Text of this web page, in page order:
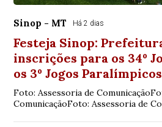
Sinop - MT Há 2 dias
Festeja Sinop:
inscrições para os 34º
os 3º Jogos Paralímpicos
Foto: Assessoria de
ComunicaçãoFoto: Assessoria de